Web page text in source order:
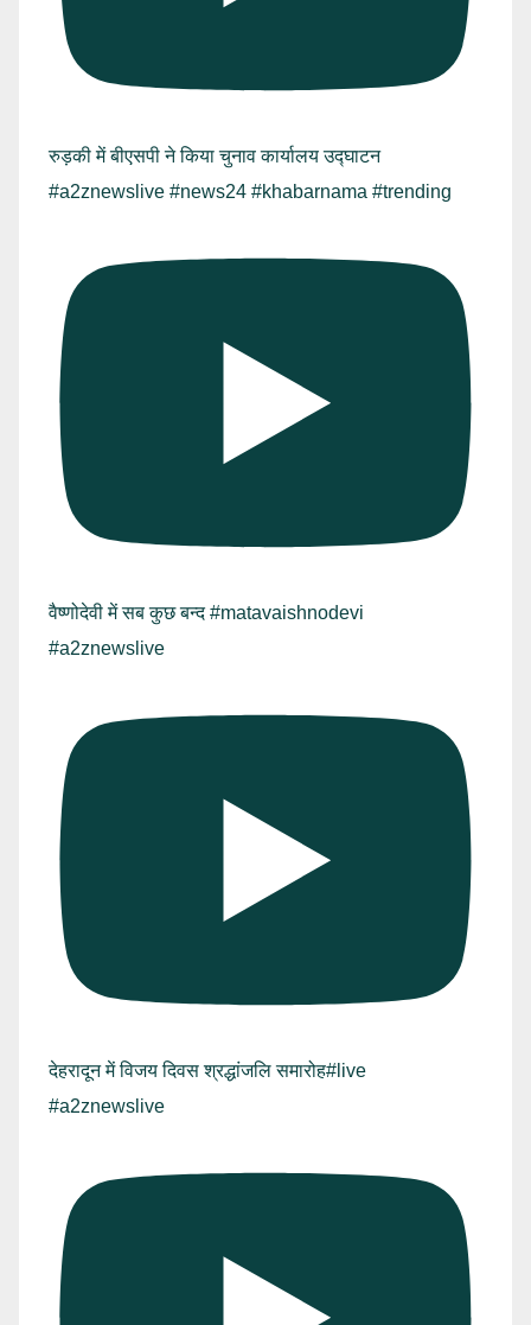
रुड़की में बीएसपी ने किया चुनाव कार्यालय उद्घाटन
#a2znewslive #news24 #khabarnama #trending
वैष्णोदेवी में सब कुछ बन्द #matavaishnodevi
#a2znewslive
देहरादून में विजय दिवस श्रद्धांजलि समारोह#live
#a2znewslive